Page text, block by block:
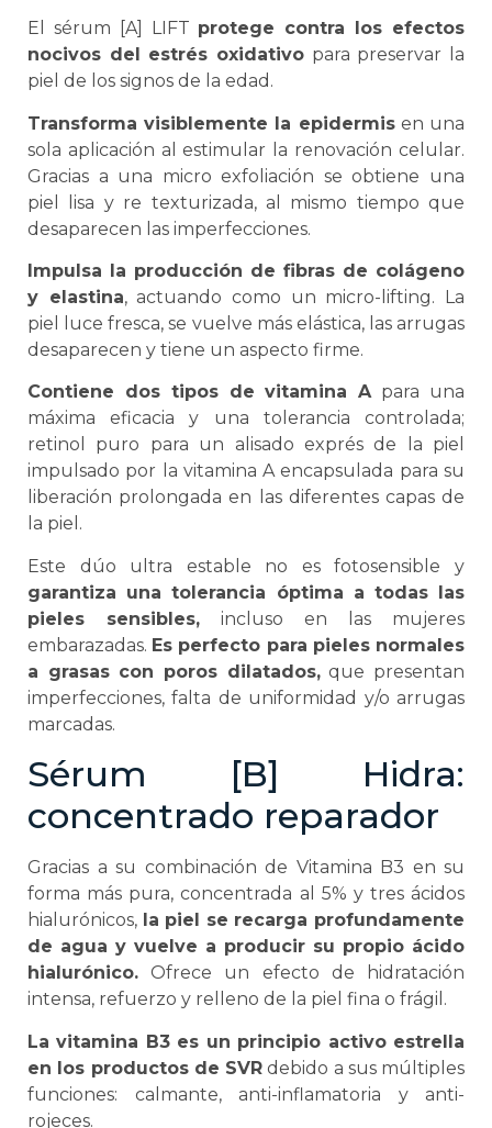
El sérum [A] LIFT protege contra los efectos
nocivos del estrés oxidativo para preservar la
piel de los signos de la edad.
Transforma visiblemente la epidermisen una
sola aplicación al estimular la renovación celular.
Gracias a una micro exfoliación se obtiene una
piel lisa y re texturizada, al mismo tiempo que
desaparecen las imperfecciones.
Impulsa la producción de fibras de colágeno
y elastina, actuando como un micro-lifting. La
piel luce fresca, se vuelve más elástica, las arrugas
desaparecen y tiene un aspecto firme.
Contiene dos tipos de vitamina Apara una
máxima eficacia y una tolerancia controlada;
retinol puro para un alisado exprés de la piel
impulsado por la vitamina A encapsulada para su
liberación prolongada en las diferentes capas de
la piel.
Este dúo ultra estable no es fotosensible y
garantiza una tolerancia óptima a todas las
pieles sensibles, incluso en las mujeres
embarazadas. Es perfecto para pieles normales
a grasas con poros dilatados,que presentan
imperfecciones, falta de uniformidad y/o arrugas
marcadas.
Sérum [B] Hidra:
concentrado reparador
Gracias a su combinación de Vitamina B3 en su
forma más pura, concentrada al 5% y tres ácidos
hialurónicos, la piel se recarga profundamente
de agua y vuelve a producir su propio ácido
hialurónico. Ofrece un efecto de hidratación
intensa, refuerzo y relleno de la piel fina o frágil.
La vitamina B3 es un principio activo estrella
en los productos de SVR debido a sus múltiples
funciones: calmante, anti-inflamatoria y anti-
rojeces.